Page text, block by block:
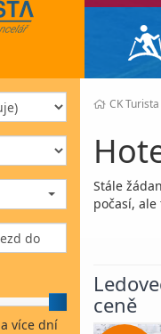
CK Turista
Stále
počasí,
ceně
a více dní